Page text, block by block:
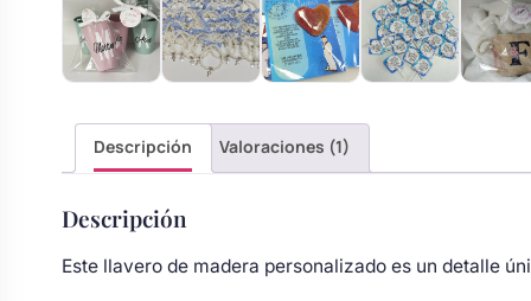
bebé boda
Descripción Valoraciones (1)
Descripción
Este llavero de madera personalizado es un detalle